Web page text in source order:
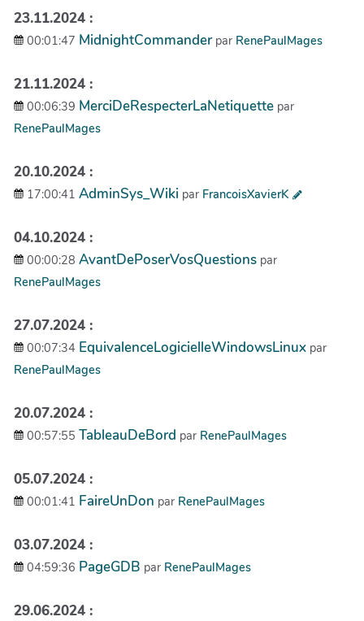
23.11.2024 :
00:01:47 MidnightCommander par RenePaulMages
21.11.2024 :
00:06:39 MerciDeRespecterLaNetiquette par
RenePaulMages
20.10.2024 :
17:00:41 AdminSys_Wiki par FrancoisXavierK
04.10.2024 :
00:00:28 AvantDePoserVosQuestions par
RenePaulMages
27.07.2024 :
00:07:34 EquivalenceLogicielleWindowsLinux par
RenePaulMages
20.07.2024 :
00:57:55 TableauDeBord par RenePaulMages
05.07.2024 :
00:01:41 FaireUnDon par RenePaulMages
03.07.2024 :
04:59:36 PageGDB par RenePaulMages
29.06.2024 :